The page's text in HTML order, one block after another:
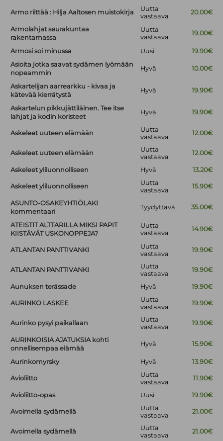
Armo riittää : Hilja Aaltosen muistokirja
Uutta
vastaava
20.00€
Armolahjat seurakuntaa
rakentamassa
Uutta
vastaava
19.00€
Armosi soi minussa Uusi
19.90€
Asioita jotka saavat sydämen lyömään
nopeammin
Hyvä 10.00€
Askartelijan aarrearkku - kivaa ja
kätevää kierrätystä
Hyvä 19.90€
Askartelun pikkujättiläinen. Tee itse
lahjat ja kodin koristeet
Hyvä 19.90€
Askeleet uuteen elämään
Uutta
vastaava
12.00€
Askeleet uuteen elämään
Uutta
vastaava
12.00€
Askeleet yliluonnolliseen Hyvä 13.20€
Askeleet yliluonnolliseen
Uutta
vastaava
15.90€
ASUNTO-OSAKEYHTIÖLAKI
kommentaari
Tyydyttävä 35.00€
ATEISTIT ALTTARILLA MIKSI PAPIT
KIISTÄVÄT USKONOPPEJA?
Uutta
vastaava
14.90€
ATLANTAN PANTTIVANKI
Uutta
vastaava
19.90€
ATLANTAN PANTTIVANKI
Uutta
vastaava
19.90€
Aunuksen terässade Hyvä 19.90€
AURINKO LASKEE
Uutta
vastaava
19.90€
Aurinko pysyi paikallaan
Uutta
vastaava
19.90€
AURINKOISIA AJATUKSIA kohti
onnellisempaa elämää
Hyvä 15.90€
Aurinkomyrsky Hyvä 13.90€
Avioliitto
Uutta
vastaava
11.90€
Avioliitto-opas Uusi 19.90€
Avoimella sydämellä
Uutta
vastaava
21.00€
Avoimella sydämellä
Uutta
vastaava
21.00€